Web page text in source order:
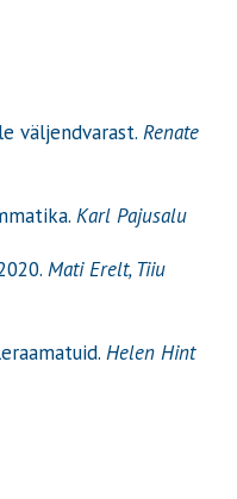
väljendvarast. Renate
Karl Pajusalu
Mati Erelt, Tiiu
Helen Hint